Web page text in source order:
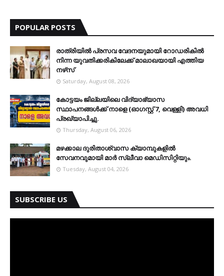
POPULAR POSTS
രാത്രിയില്‍ പ്രസവ വേദനയുമായി റോഡരികില്‍
നിന്ന യുവതിക്കരികിലേക്ക് മാലാഖയായി എത്തിയ
നഴ്‌സ്
Saturday, August 08, 2026
കോട്ടയം ജില്ലയിലെ വിദ്യാഭ്യാസ
സ്ഥാപനങ്ങള്‍ക്ക് നാളെ (ഓഗസ്റ്റ് 7, വെള്ളി) അവധി
പ്രഖ്യാപിച്ചു.
Thursday, August 06, 2026
മഴക്കാല ദുരിതാശ്വാസ ക്യാമ്പുകളിൽ
സേവനവുമായി മാർ സ്ലീവാ മെഡിസിറ്റിയും.
Tuesday, August 04, 2026
SUBSCRIBE US